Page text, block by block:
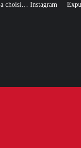
des HLM pour